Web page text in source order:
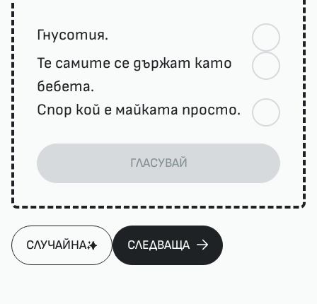
Гнусотия.
Те самите се държат като
бебета.
Спор кой е майката просто.
ГЛАСУВАЙ
СЛУЧАЙНА СЛЕДВАЩА